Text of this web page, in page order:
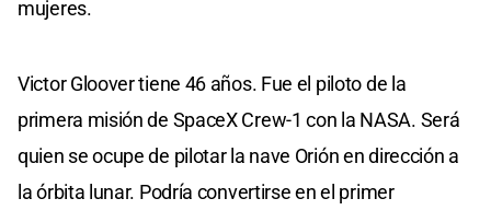
mujeres.
Victor Gloover tiene 46 años. Fue el piloto de la
primera misión de SpaceX Crew-1 con la NASA. Será
quien se ocupe de pilotar la nave Orión en dirección a
la órbita lunar. Podría convertirse en el primer